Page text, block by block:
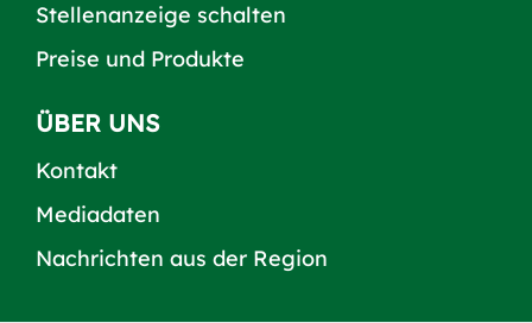
Stellenanzeige schalten
Preise und Produkte
ÜBER UNS
Kontakt
Mediadaten
Nachrichten aus der Region